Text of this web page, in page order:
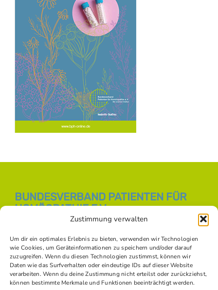
Zustimmung verwalten
Um dir ein optimales Erlebnis zu bieten, verwenden wir Technologien
wie Cookies, um Geräteinformationen zu speichern und/oder darauf
zuzugreifen. Wenn du diesen Technologien zustimmst, können wir
Daten wie das Surfverhalten oder eindeutige IDs auf dieser Website
verarbeiten. Wenn du deine Zustimmung nicht erteilst oder zurückziehst,
können bestimmte Merkmale und Funktionen beeinträchtigt werden.
BUNDESVERBAND PATIENTEN FÜR
HOMÖOPATHIE E.V.
E-Mail:
info [at] bph-online.de
Webseite:Homöopathie Online
SOZIALE NETZWERKE